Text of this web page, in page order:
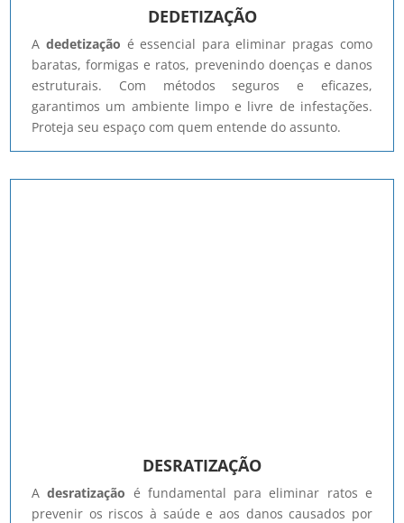
DEDETIZAÇÃO
A dedetização é essencial para eliminar pragas como
baratas, formigas e ratos, prevenindo doenças e danos
estruturais. Com métodos seguros e eficazes,
garantimos um ambiente limpo e livre de infestações.
Proteja seu espaço com quem entende do assunto.
DESRATIZAÇÃO
Adesratização é fundamental para eliminar ratos e
prevenir os riscos à saúde e aos danos causados por